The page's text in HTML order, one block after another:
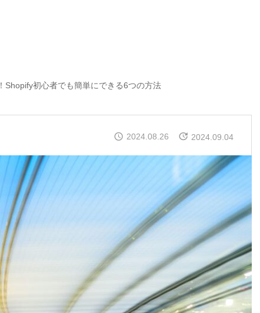
Shopify初心者でも簡単にできる6つの方法
2024.08.26 2024.09.04